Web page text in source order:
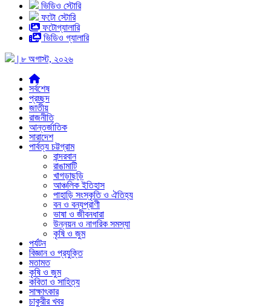
ভিডিও স্টোরি
ফটো স্টোরি
ফটোগ্যালারি
ভিডিও গ্যালারি
| ৮ অগাস্ট, ২০২৬
সর্বশেষ
প্রচ্ছদ
জাতীয়
রাজনীতি
আন্তর্জাতিক
সারাদেশ
পার্বত্য চট্টগ্রাম
বান্দরবান
রাঙামাটি
খাগড়াছড়ি
আঞ্চলিক ইতিহাস
পাহাড়ি সংস্কৃতি ও ঐতিহ্য
বন ও বন্যপ্রাণী
ভাষা ও জীবনধারা
উন্নয়ন ও নাগরিক সমস্যা
কৃষি ও জুম
পর্যটন
বিজ্ঞান ও প্রযুক্তি
মতামত
কৃষি ও জুম
কবিতা ও সাহিত্য
সাক্ষাৎকার
চাকুরীর খবর